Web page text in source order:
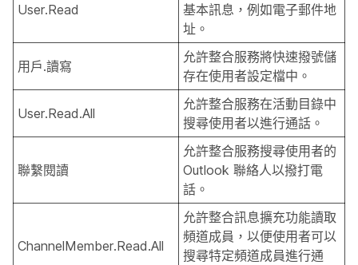
User.Read
基本訊息，例如電子郵件地
址。
用戶.讀寫
允許整合服務將快速撥號儲
存在使用者設定檔中。
User.Read.All
允許整合服務在活動目錄中
搜尋使用者以進行通話。
聯繫閱讀
允許整合服務搜尋使用者的
Outlook 聯絡人以撥打電
話。
ChannelMember.Read.All
允許整合訊息擴充功能讀取
頻道成員，以便使用者可以
搜尋特定頻道成員進行通